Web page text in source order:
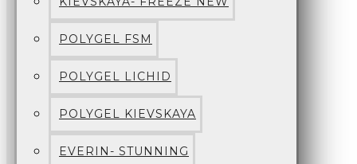
POLYGEL FSM
POLYGEL LICHID
POLYGEL KIEVSKAYA
EVERIN- STUNNING